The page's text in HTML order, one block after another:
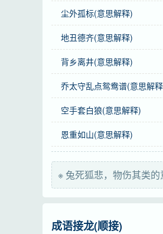
英语
The fox mourns for
字义分解
tù
兔
sǐ
死
尘外孤标(意思解释)
地丑德齐(意思解释)
背乡离井(意思解释)
乔太守乱点鸳鸯谱(意思解
空手套白狼(意思解释)
恩重如山(意思解释)
※ 兔死狐悲，物伤其类
成语接龙(顺接)